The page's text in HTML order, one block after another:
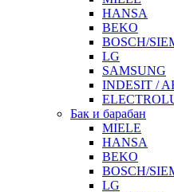
HANSA
BEKO
BOSCH/
LG
SAMSUNG
INDESIT /
Бак и барабан
MIELE
HANSA
BEKO
BOSCH/
LG